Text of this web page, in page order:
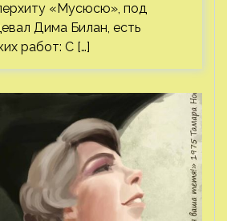
«Мусюсю», под
Дима Билан, есть
работ: С […]